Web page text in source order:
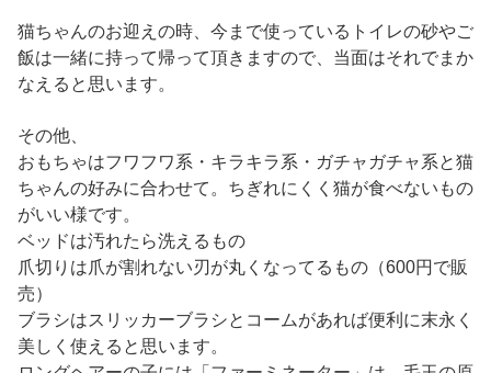
猫ちゃんのお迎えの時、今まで使っているトイレの砂やご
飯は一緒に持って帰って頂きますので、当面はそれでまか
なえると思います。
その他、
おもちゃはフワフワ系・キラキラ系・ガチャガチャ系と猫
ちゃんの好みに合わせて。ちぎれにくく猫が食べないもの
がいい様です。
ベッドは汚れたら洗えるもの
爪切りは爪が割れない刃が丸くなってるもの（600円で販
売）
ブラシはスリッカーブラシとコームがあれば便利に末永く
美しく使えると思います。